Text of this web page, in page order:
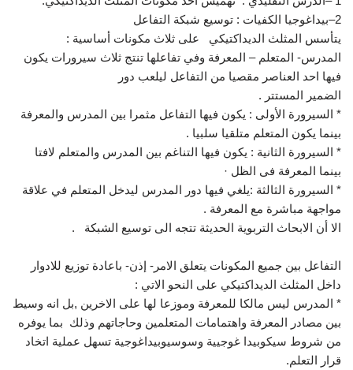
2–بيداغوجيا الكفيات : توسيع شبكة التفاعل
يتأسس المثلث الديداكتيكي على ثلاث مكونات أساسية :
المدرس- المتعلم – المعرفة وفي تفاعلها تنتج ثلاث سيرورات يكون
فيها احد العناصر مقصيا من التفاعل ليلعب دور
الضمير المستتر .
* السيرورة الأولى : يكون فيها التفاعل مثمرا بين المدرس والمعرفة
بينما يكون المتعلم متلقيا سلبيا .
* السيرورة الثانية : يكون فيها التناغم بين المدرس والمتعلم لافتا
بينما المعرفة فى الظل ·
* السيرورة الثالثة :يلغي فيها دور المدرس ليدخل المتعلم في علاقة
مواجهة مباشرة مع المعرفة .
الا أن الابحاث التربوية الحديثة تتجه الى توسيع الشبكة .
التفاعل بين جميع المكونات يتعلق الامر- إذن- باعادة توزيع للادوار
داخل المثلث الديداكتيكي على النحو الاتي :
* المدرس ليس مالكا للمعرفة وموزعا لها على الاخرين ,بل انه وسيط
بين مصادر المعرفة واهتمامات المتعلمين وحاجاتهم وذلك بما يوفره
من شروط سيكوبيدا غوجيية وسوسيوبيداغوجية تسهل عملية اتخاد
قرار التعلم.